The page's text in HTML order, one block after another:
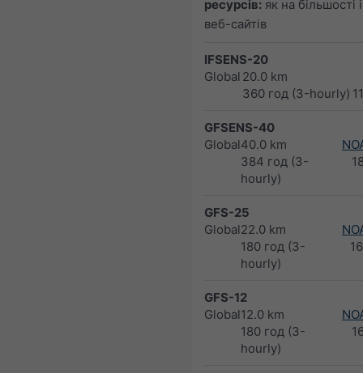
ресурсів: як на більшості
веб-сайтів
IFSENS-20
Global 20.0 km
360 год (3-hourly)
GFSENS-40
Global40.0 km
384 год (3-
hourly)
GFS-25
Global22.0 km
180 год (3-
hourly)
GFS-12
Global12.0 km
180 год (3-
hourly)